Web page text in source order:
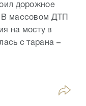
дорожное
В массовом ДТП
на мосту в
с тарана –